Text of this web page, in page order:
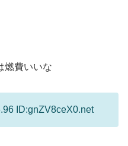
燃費いいな
ID:gnZV8ceX0.net